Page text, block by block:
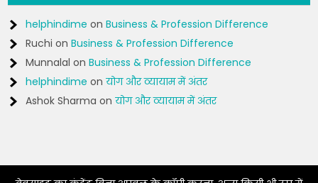
helphindime onBusiness & Profession Difference
Ruchi onBusiness & Profession Difference
Munnalal onBusiness & Profession Difference
helphindime onयोग और व्यायाम में अंतर
Ashok Sharma onयोग और व्यायाम में अंतर